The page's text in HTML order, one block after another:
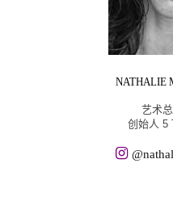
NATHALIE
艺术
创始人 5